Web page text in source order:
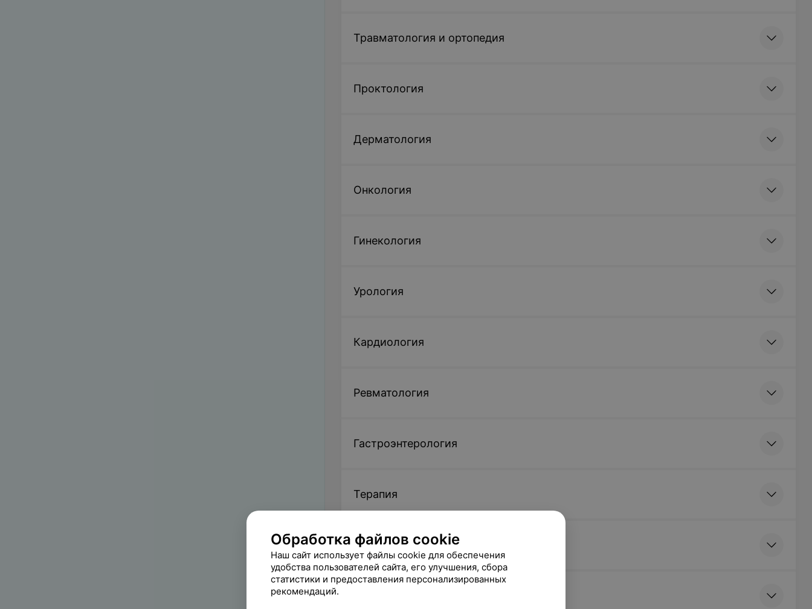
Травматология и ортопедия
Проктология
Дерматология
Онкология
Гинекология
Урология
Кардиология
Ревматология
Гастроэнтерология
Терапия
Пульмонология
Обработка файлов cookie
Наш сайт использует файлы cookie для обеспечения
удобства пользователей сайта, его улучшения, сбора
статистики и предоставления персонализированных
рекомендаций.